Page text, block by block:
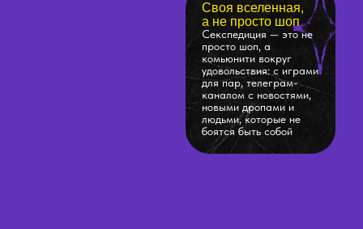
Своя вселенная,
а не просто шоп
Секспедиция — это не
просто шоп, а
комьюнити вокруг
удовольствия: с играми
для пар, телеграм-
каналом с новостями,
новыми дропами и
людьми, которые не
боятся быть собой